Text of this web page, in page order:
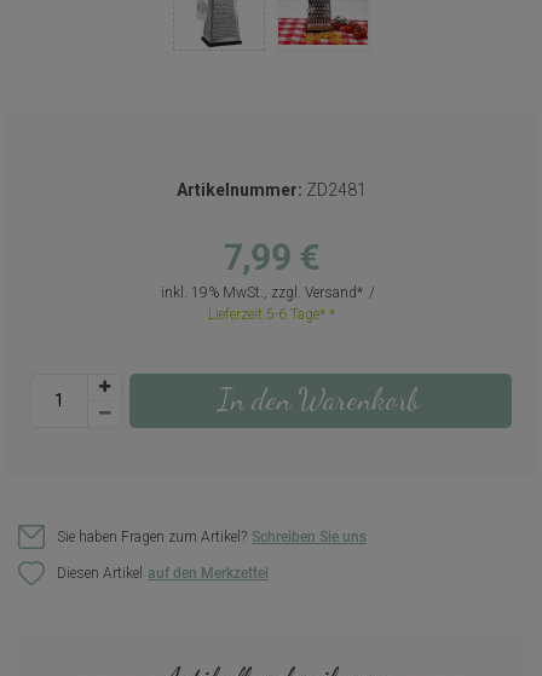
Artikelnummer: ZD2481
7,99 €
inkl. 19% MwSt., zzgl. Versand
Lieferzeit 5-6 Tage*
In den Warenkorb
Sie haben Fragen zum Artikel? Schreiben Sie uns
Diesen Artikel